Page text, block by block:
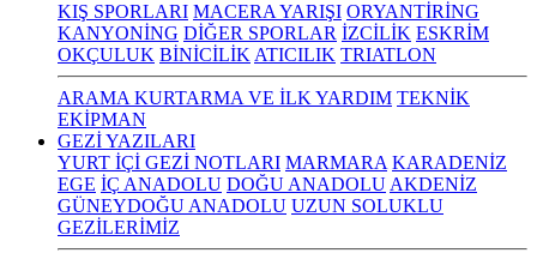
KIŞ SPORLARI MACERA YARIŞI ORYANTİRİNG
KANYONİNG DİĞER SPORLAR İZCİLİK ESKRİM
OKÇULUK BİNİCİLİK ATICILIK TRIATLON
ARAMA KURTARMA VE İLK YARDIM TEKNİK
EKİPMAN
GEZİ YAZILARI
YURT İÇİ GEZİ NOTLARI MARMARA KARADENİZ
EGE İÇ ANADOLU DOĞU ANADOLU AKDENİZ
GÜNEYDOĞU ANADOLU UZUN SOLUKLU
GEZİLERİMİZ